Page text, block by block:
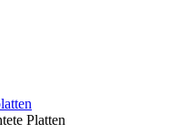
Platten